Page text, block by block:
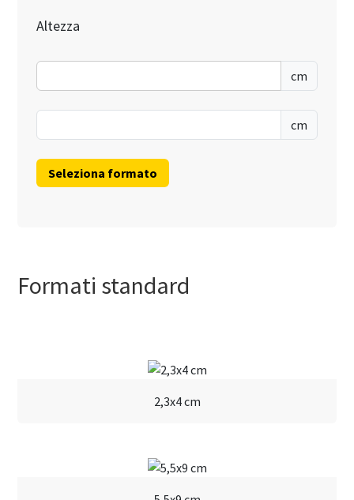
Altezza
cm
cm
Formati standard
2,3x4 cm